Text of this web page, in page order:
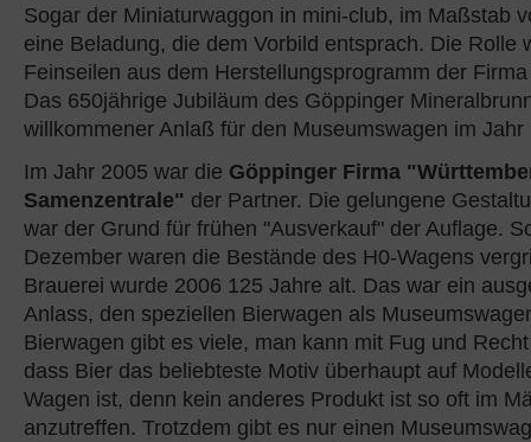
Sogar der Miniaturwaggon in mini-club, im Maßstab
eine Beladung, die dem Vorbild entsprach. Die Rolle
Feinseilen aus dem Herstellungsprogramm der
Das 650jährige Jubiläum des Göppinger
willkommener Anlaß für den Museumswagen im Jahr
Im Jahr 2005 war die Göppinger Firma
Samenzentrale" der Partner. Die gelungene
war der Grund für frühen "Ausverkauf" der Auflage.
Dezember waren die Bestände des H0-Wagens
Brauerei wurde 2006 125 Jahre alt. Das war ein
Anlass, den speziellen Bierwagen als
Bierwagen gibt es viele, man kann mit Fug und
dass Bier das beliebteste Motiv überhaupt auf
Wagen ist, denn kein anderes Produkt ist so oft im
anzutreffen. Trotzdem gibt es nur einen